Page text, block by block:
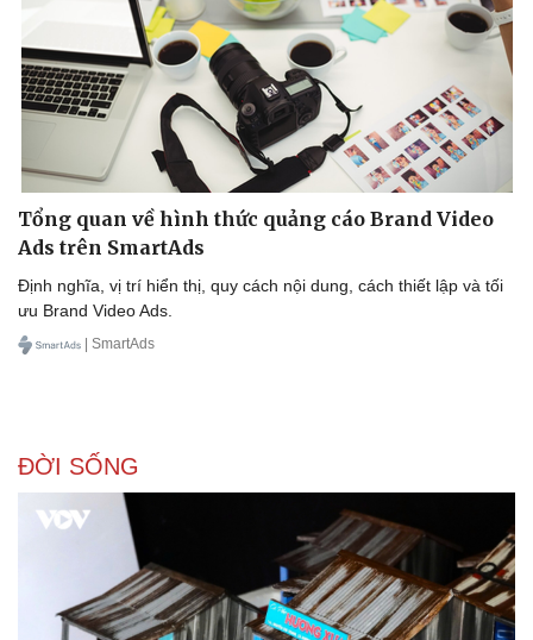
Doanh nghiệp
Thông tin doanh nghiệp
Doanh nghiệp 24h
Doanh nhân
Vì cộng đồng
Công nghệ
Sành điệu
Tin Công nghệ
Trải nghiệm
Chuyển đổi số
Tổng quan về hình thức quảng cáo Brand Video
Ads trên SmartAds
Định nghĩa, vị trí hiển thị, quy cách nội dung, cách thiết lập và tối
ưu Brand Video Ads.
| SmartAds
ĐỜI SỐNG